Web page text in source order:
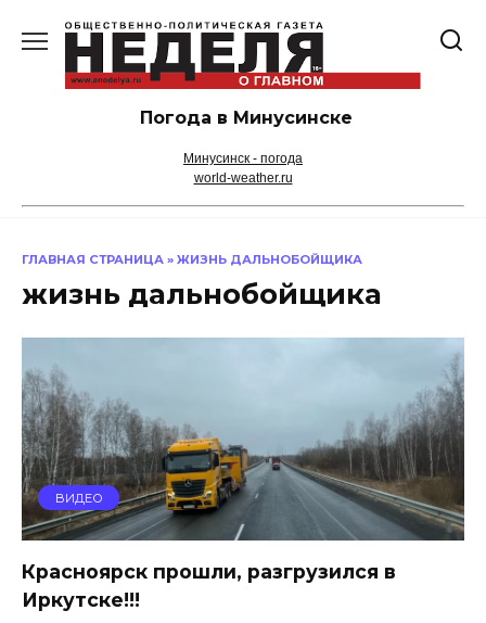
содержанию
Погода в Минусинске
Минусинск - погода
world-weather.ru
ГЛАВНАЯ СТРАНИЦА » ЖИЗНЬ ДАЛЬНОБОЙЩИКА
жизнь дальнобойщика
ВИДЕО
Красноярск прошли, разгрузился в
Иркутске!!!